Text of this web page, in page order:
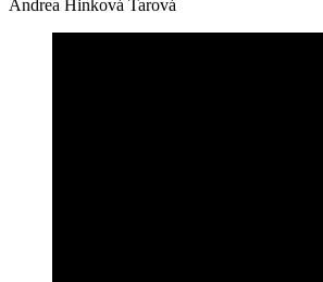
Andrea Hinková Tarová